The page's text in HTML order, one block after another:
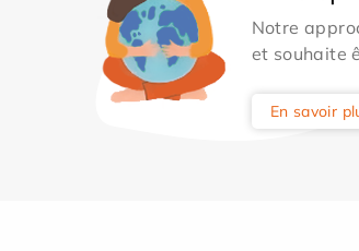
Notre
et souhaite
En savoir